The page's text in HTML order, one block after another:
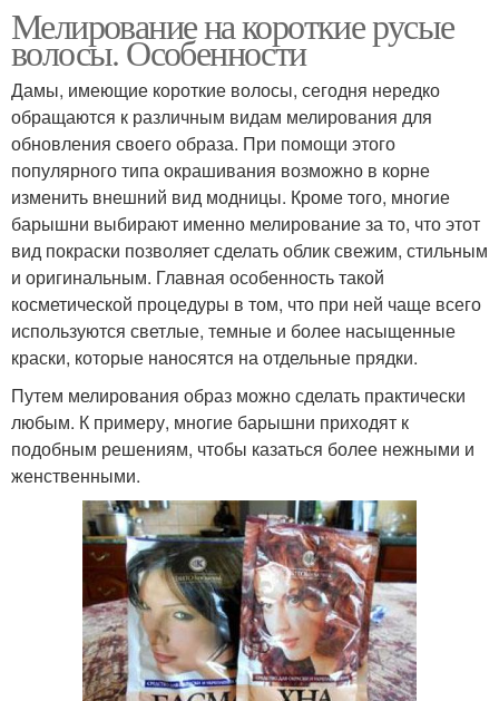
Мелирование на короткие русые
волосы. Особенности
Дамы, имеющие короткие волосы, сегодня нередко
обращаются к различным видам мелирования для
обновления своего образа. При помощи этого
популярного типа окрашивания возможно в корне
изменить внешний вид модницы. Кроме того, многие
барышни выбирают именно мелирование за то, что этот
вид покраски позволяет сделать облик свежим, стильным
и оригинальным. Главная особенность такой
косметической процедуры в том, что при ней чаще всего
используются светлые, темные и более насыщенные
краски, которые наносятся на отдельные прядки.
Путем мелирования образ можно сделать практически
любым. К примеру, многие барышни приходят к
подобным решениям, чтобы казаться более нежными и
женственными.